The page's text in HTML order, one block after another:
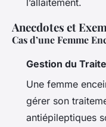
Anecdotes et
Cas d’une Femme
Gestion du
Une femme
gérer son
antiépileptiques